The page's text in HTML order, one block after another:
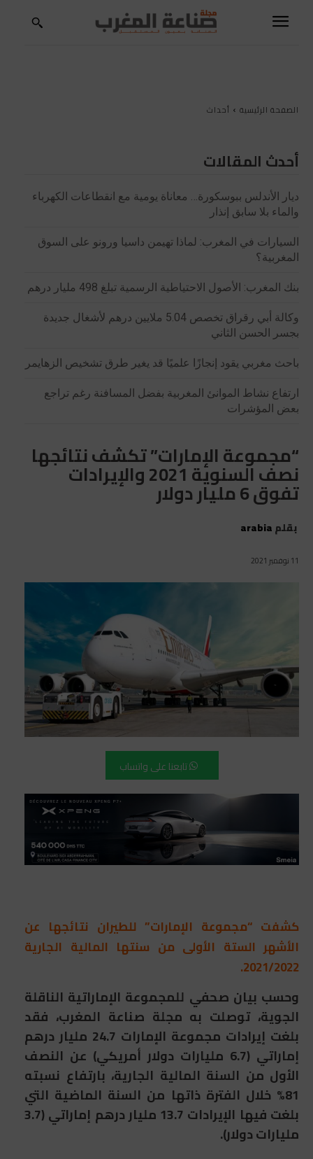
الصفحة الرئيسية أحداث
أحدث المقالات
ديار الأندلس ببوسكورة… معاناة يومية مع انقطاعات الكهرباء
والماء بلا سابق إنذار
السيارات في المغرب: لماذا تهيمن داسيا ورونو على السوق
المغربية؟
بنك المغرب: الأصول الاحتياطية الرسمية تبلغ 498 مليار درهم
وكالة أبي رقراق تخصص 5.04 ملايين درهم لأشغال جديدة
بجسر الحسن الثاني
باحث مغربي يقود إنجازًا علميًا قد يغير طرق تشخيص الزهايمر
ارتفاع نشاط الموانئ المغربية بفضل المسافنة رغم تراجع
بعض المؤشرات
“مجموعة الإمارات” تكشف نتائجها
نصف السنوية 2021 والإيرادات
تفوق 6 مليار دولار
بقلمarabia
11 نوفمبر 2021
تابعنا على واتساب
كشفت “مجموعة الإمارات” للطيران نتائجها عن
الأشهر الستة الأولى من سنتها المالية الجارية
2021/2022.
وحسب بيان صحفي للمجموعة الإماراتية الناقلة
الجوية، توصلت به مجلة صناعة المغرب، فقد
بلغت إيرادات مجموعة الإمارات 24.7 مليار درهم
إماراتي (6.7 مليارات دولار أمريكي) عن النصف
الأول من السنة المالية الجارية، بارتفاع نسبته
81% خلال الفترة ذاتها من السنة الماضية التي
بلغت فيها الإيرادات 13.7 مليار درهم إماراتي (3.7
مليارات دولار).